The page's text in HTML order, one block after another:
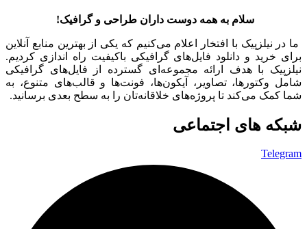
سلام به همه دوست داران طراحی و گرافیک!
ما در نیلزپیک با افتخار اعلام می‌کنیم که یکی از بهترین منابع آنلاین
برای خرید و دانلود فایل‌های گرافیکی باکیفیت راه اندازی کردیم.
نیلزپیک با هدف ارائه مجموعه‌ای گسترده از فایل‌های گرافیکی
شامل وکتورها، تصاویر، آیکون‌ها، فونت‌ها و قالب‌های متنوع، به
شما کمک می‌کند تا پروژه‌های خلاقانه‌تان را به سطح بعدی برسانید.
شبکه های اجتماعی
Telegram